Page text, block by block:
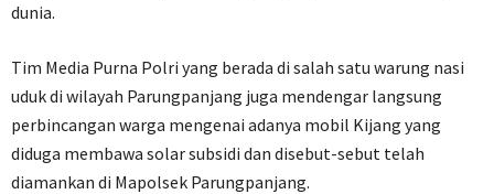
dunia.
Tim Media Purna Polri yang berada di salah satu warung nasi
uduk di wilayah Parungpanjang juga mendengar langsung
perbincangan warga mengenai adanya mobil Kijang yang
diduga membawa solar subsidi dan disebut-sebut telah
diamankan di Mapolsek Parungpanjang.